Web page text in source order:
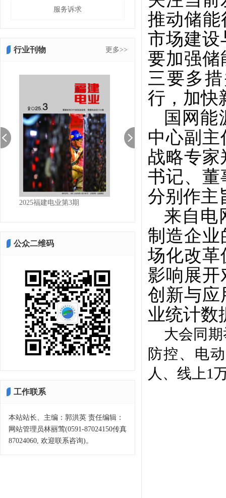
服务诉求
更多>>
行业刊物
2025福建电业第3期 2025福建电业第2期
公众二维码
工作联系
本站站长、主编：郭洪英 责任编辑：
网站管理员林丽莺(0591-87024150传真
87024060, 欢迎联系咨询)。
推动储能
市场建设
要加强储
三要多
行，加快
国网能
中心副
战略专
书记、董
分别作主
来自电
制造企业
场化改革
影响展开
创新与应
业统计数
大会同
防控、电
人、线上1